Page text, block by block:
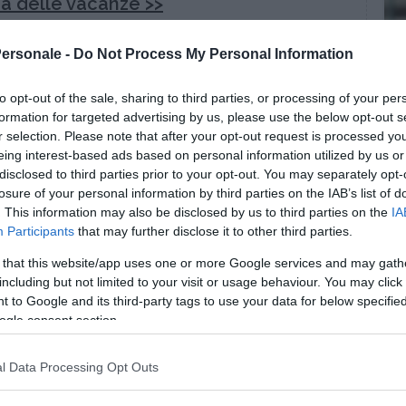
- Do Not Process My Personal Information
opt-out of the sale, sharing to third parties, or processing of your
for targeted advertising by us, please use the below opt-out
selection. Please note that after your opt-out request is processed
interest-based ads based on personal information utilized by us
to third parties prior to your opt-out. You may separately
of your personal information by third parties on the IAB’s list of
This information may also be disclosed by us to third parties on the
Participants that may further disclose it to other third parties.
that this website/app uses one or more Google services and may
but not limited to your visit or usage behaviour. You may
to Google and its third-party tags to use your data for below
consent section.
Data Processing Opt Outs
della “doppia porta”
un sistema di ingresso che si rivela molto
sbalzi termici ai clienti in entrata o in uscita.
che spesso all’entrata c’è unadoppia porta: fra
estiva e l’ambiente refrigerato dall’aria
di transizione in cui la temperatura assume
passaggi bruschiinsomma se si vuol
improvvisamentedal non far nulla al
irrealistica oltre che insana perché genera
concedersi qualche giorno “fra le due
proprie attività con ritmi più leggeri
durante la giornata e preservando ore di sonno